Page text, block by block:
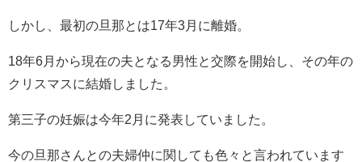
しかし、最初の旦那とは17年3月に離婚。
18年6月から現在の夫となる男性と交際を開始し、その年の
クリスマスに結婚しました。
第三子の妊娠は今年2月に発表していました。
今の旦那さんとの夫婦仲に関しても色々と言われています